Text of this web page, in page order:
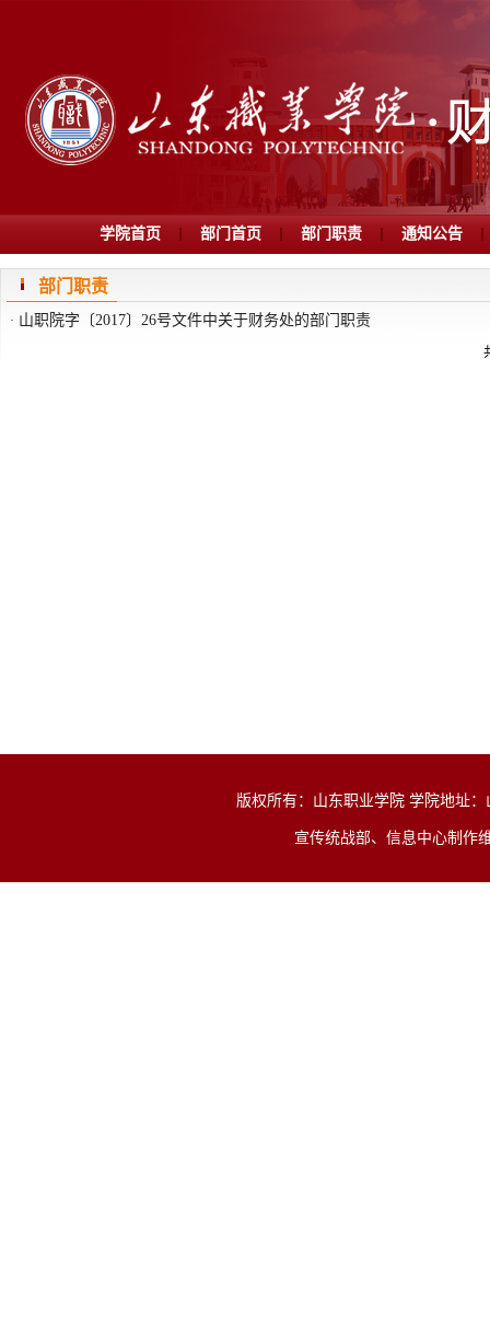
学院首页 部门首页 部门职责 通知公告
部门职责
· 山职院字〔2017〕26号文件中关于财务处的部门职责
版权所有：山东职业学院 学院地址：
宣传统战部、信息中心制